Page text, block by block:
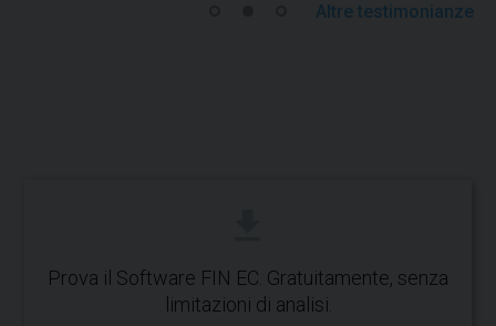
Altre testimonianze
Prova il Software FIN EC. Gratuitamente, senza
limitazioni di analisi.